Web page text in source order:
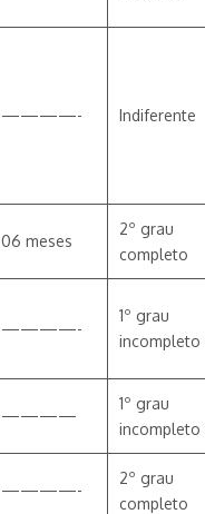
————- Indiferente
06 meses
2º grau
completo
————-
1º grau
incompleto
————
1º grau
incompleto
————-
2º grau
completo